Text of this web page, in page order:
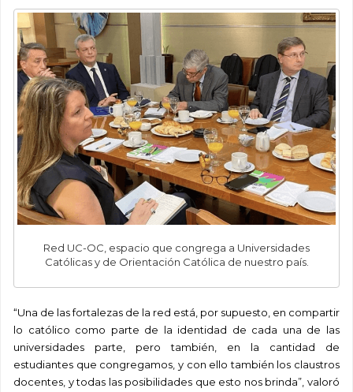
Red UC-OC, espacio que congrega a Universidades
Católicas y de Orientación Católica de nuestro país.
“Una de las fortalezas de la red está, por supuesto, en compartir
lo católico como parte de la identidad de cada una de las
universidades parte, pero también, en la cantidad de
estudiantes que congregamos, y con ello también los claustros
docentes, y todas las posibilidades que esto nos brinda”, valoró